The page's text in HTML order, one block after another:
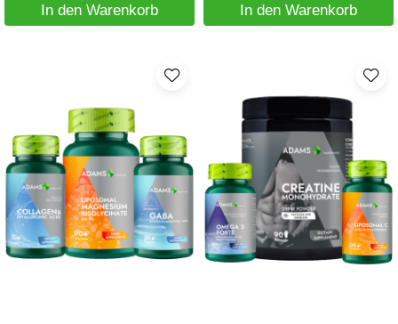
In den Warenkorb In den Warenkorb